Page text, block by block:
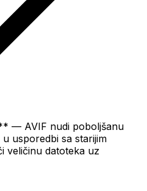
— AVIF nudi poboljšanu
usporedbi sa starijim
veličinu datoteka uz